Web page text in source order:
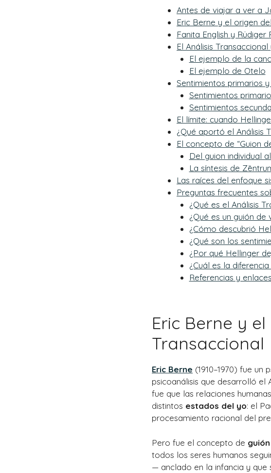
Antes de viajar a ver a
Eric Berne y el origen
Fanita English y
El Análisis
El ejemplo de la
El ejemplo de Otelo
Sentimientos primarios
Sentimientos
Sentimientos
El límite: cuando
¿Qué aportó el Análisis
El concepto de “Guion
Del guion individual
La síntesis de
Las raíces del enfoque
Preguntas frecuentes
¿Qué es el Análisis
¿Qué es un guión de
¿Cómo descubrió
¿Qué son los
¿Por qué Hellinger
¿Cuál es la
Referencias y
Eric Berne y
Transaccional
Eric Berne (1910–1970) fue
psicoanálisis que desarrolló el
fue que las relaciones
distintos estados del yo: el
procesamiento racional del
Pero fue el concepto de
todos los seres humanos
— anclado en la infancia y